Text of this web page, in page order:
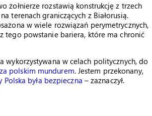
żołnierze rozstawią konstrukcję z trzech
terenach graniczących z Białorusią.
w wiele rozwiązań perymetrycznych,
tego powstanie bariera, które ma chronić
wykorzystywana w celach politycznych, do
polskim mundurem. Jestem przekonany,
Polska była bezpieczna – zaznaczył.